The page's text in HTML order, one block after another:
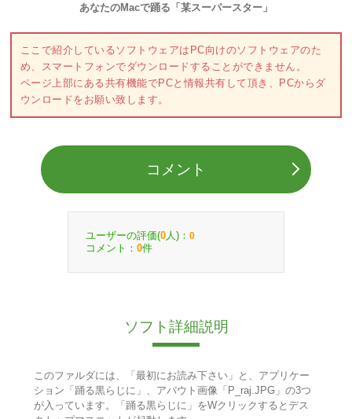
あなたのMacで踊る「某スーパースター」
ここで紹介しているソフトウェアはPC向けのソフトウェアのた
め、スマートフォンでダウンロードすることができません。
ページ上部にある共有機能でPCと情報共有して頂き、PCからダ
ウンロードをお願い致します。
コメント
ユーザーの評価(0 人)： 0
コメント： 0件
ソフト詳細説明
このファルダには、「最初にお読み下さい」と、アプリケー
ション「踊る黒らじに」、アバウト画像「P_raj.JPG」の3つ
が入っています。「踊る黒らじに」をWクリックするとデス